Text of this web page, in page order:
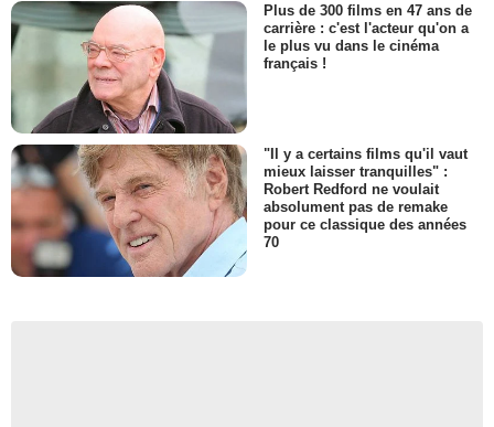
Plus de 300 films en 47 ans de
carrière : c'est l'acteur qu'on a
le plus vu dans le cinéma
français !
"Il y a certains films qu'il vaut
mieux laisser tranquilles" :
Robert Redford ne voulait
absolument pas de remake
pour ce classique des années
70